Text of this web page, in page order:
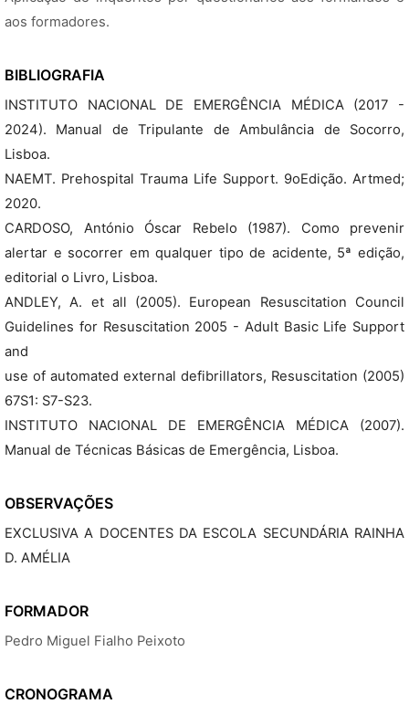
aos formadores.
BIBLIOGRAFIA
INSTITUTO NACIONAL DE EMERGÊNCIA MÉDICA (2017 -
2024). Manual de Tripulante de Ambulância de Socorro,
Lisboa.
NAEMT. Prehospital Trauma Life Support. 9oEdição. Artmed;
2020.
CARDOSO, António Óscar Rebelo (1987). Como prevenir
alertar e socorrer em qualquer tipo de acidente, 5ª edição,
editorial o Livro, Lisboa.
ANDLEY, A. et all (2005). European Resuscitation Council
Guidelines for Resuscitation 2005 - Adult Basic Life Support
and
use of automated external defibrillators, Resuscitation (2005)
67S1: S7-S23.
INSTITUTO NACIONAL DE EMERGÊNCIA MÉDICA (2007).
Manual de Técnicas Básicas de Emergência, Lisboa.
OBSERVAÇÕES
EXCLUSIVA A DOCENTES DA ESCOLA SECUNDÁRIA RAINHA
D. AMÉLIA
FORMADOR
Pedro Miguel Fialho Peixoto
CRONOGRAMA